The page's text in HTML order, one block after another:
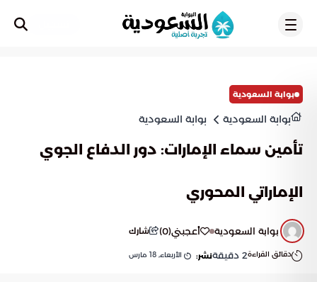
بوابة السعودية
بوابة السعودية بوابة السعودية
تأمين سماء الإمارات: دور الدفاع الجوي
الإماراتي المحوري
بوابة السعودية أعجبني(
0
) شارك
دقائق القراءة2 دقيقةنشر: الأربعاء, 18 مارس